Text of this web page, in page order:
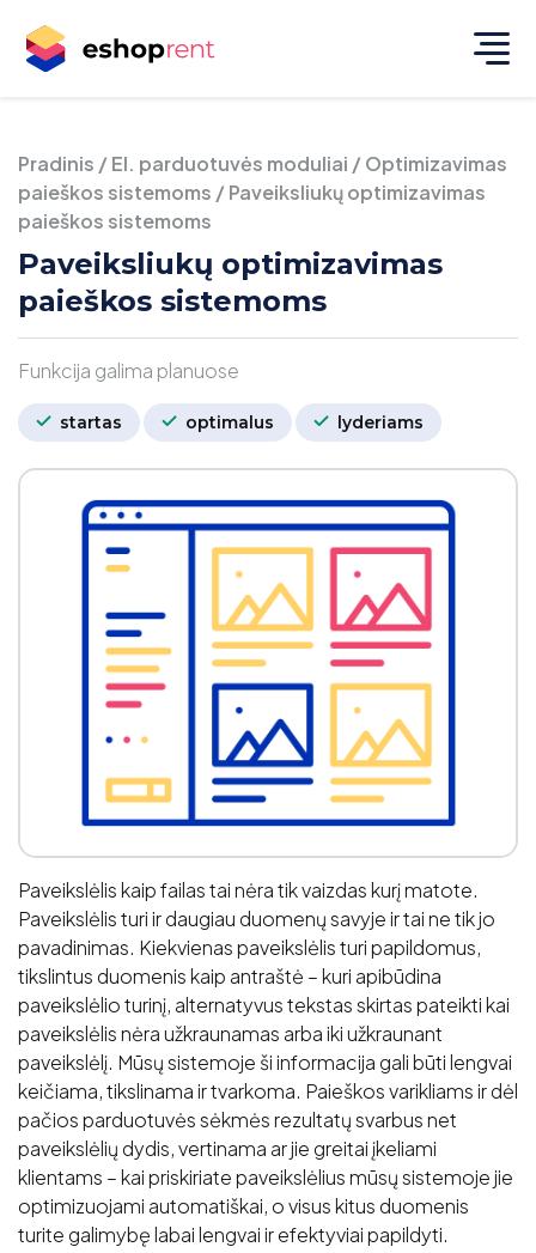
Pradinis /El. parduotuvės moduliai /Optimizavimas
paieškos sistemoms /Paveiksliukų optimizavimas
paieškos sistemoms
Paveiksliukų optimizavimas
paieškos sistemoms
Funkcija galima planuose
startas optimalus lyderiams
Paveikslėlis kaip failas tai nėra tik vaizdas kurį matote.
Paveikslėlis turi ir daugiau duomenų savyje ir tai ne tik jo
pavadinimas. Kiekvienas paveikslėlis turi papildomus,
tikslintus duomenis kaip antraštė – kuri apibūdina
paveikslėlio turinį, alternatyvus tekstas skirtas pateikti kai
paveikslėlis nėra užkraunamas arba iki užkraunant
paveikslėlį. Mūsų sistemoje ši informacija gali būti lengvai
keičiama, tikslinama ir tvarkoma. Paieškos varikliams ir dėl
pačios parduotuvės sėkmės rezultatų svarbus net
paveikslėlių dydis, vertinama ar jie greitai įkeliami
klientams – kai priskiriate paveikslėlius mūsų sistemoje jie
optimizuojami automatiškai, o visus kitus duomenis
turite galimybę labai lengvai ir efektyviai papildyti.